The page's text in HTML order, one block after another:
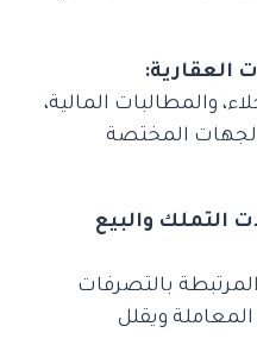
العقارية:
والمطالبات المالية،
الجهات المختصة
التملك والبيع
بالتصرفات
ويقلل